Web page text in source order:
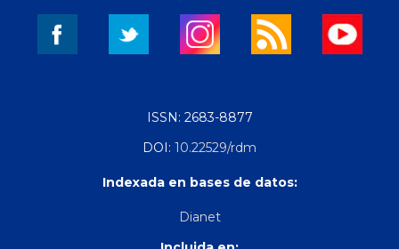
ISSN: 2683-8877
DOI: 10.22529/rdm
Indexada en bases de datos:
Dianet